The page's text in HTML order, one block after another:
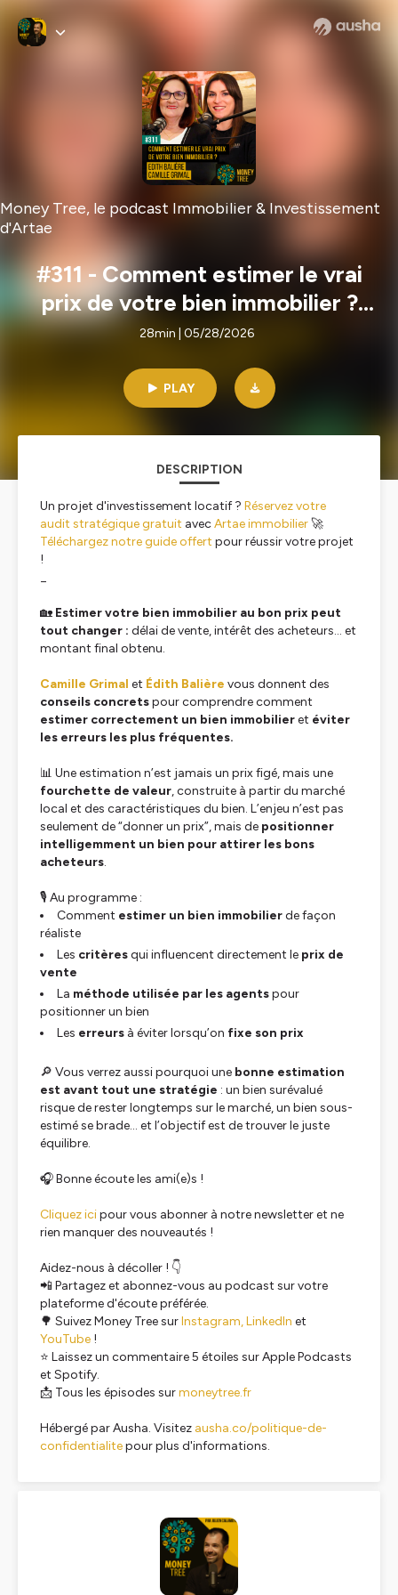
Money Tree, le podcast Immobilier & Investissement
d'Artae
#311 - Comment estimer le vrai
prix de votre bien immobilier ?
(Edith Balière / Camille Grimal)
28min | 05/28/2026
PLAY
DESCRIPTION
Un projet d'investissement locatif ? Réservez votre
audit stratégique gratuit avecArtae immobilier🚀
Téléchargez notre guide offert pour réussir votre projet
!
🏡 Estimer votre bien immobilier au bon prix peut
tout changer : délai de vente, intérêt des acheteurs… et
montant final obtenu.
Camille Grimal et Édith Balière vous donnent des
conseils concretspour comprendre comment
estimer correctement un bien immobilieret éviter
les erreurs les plus fréquentes.
📊 Une estimation n’est jamais un prix figé, mais une
fourchette de valeur, construite à partir du marché
local et des caractéristiques du bien. L’enjeu n’est pas
seulement de “donner un prix”, mais de positionner
intelligemment un bien pour attirer les bons
acheteurs.
🎙️ Au programme :
Comment estimer un bien immobilierde façon
réaliste
Les critèresqui influencent directement le prix de
vente
La méthode utilisée par les agentspour
positionner un bien
Les erreurs à éviter lorsqu’on fixe son prix
🔎 Vous verrez aussi pourquoi une bonne estimation
est avant tout une stratégie : un bien surévalué
risque de rester longtemps sur le marché, un bien sous-
estimé se brade… et l’objectif est de trouver le juste
équilibre.
🎧 Bonne écoute les ami(e)s !
Cliquez icipour vous abonner à notre newsletter et ne
rien manquer des nouveautés !
Aidez-nous à décoller ! 👇
📲 Partagez et abonnez-vous au podcast sur votre
plateforme d'écoute préférée.
🌳 Suivez Money Tree surInstagram,LinkedIn et
YouTube !
⭐ Laissez un commentaire 5 étoiles sur Apple Podcasts
et Spotify.
📩 Tous les épisodes surmoneytree.fr
Hébergé par Ausha. Visitez ausha.co/politique-de-
confidentialitepour plus d'informations.